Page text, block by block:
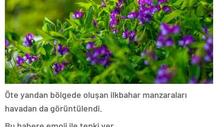
Öte yandan bölgede oluşan ilkbahar manzaraları
havadan da görüntülendi.